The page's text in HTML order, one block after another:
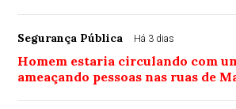
Segurança Pública Há 3 dias
Homem estaria circulando com
ameaçando pessoas nas ruas de